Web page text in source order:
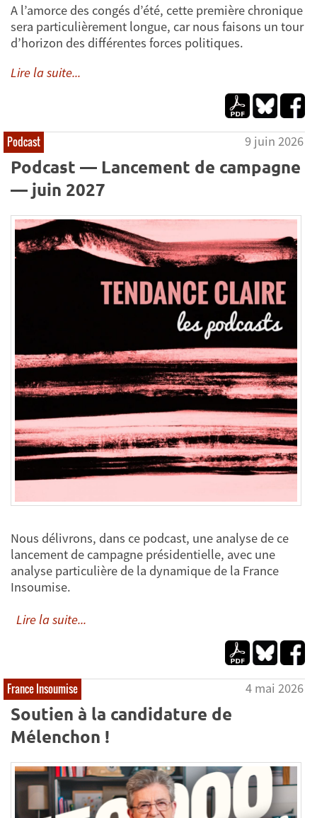
A l’amorce des congés d’été, cette première chronique
sera particulièrement longue, car nous faisons un tour
d’horizon des différentes forces politiques.
Lire la suite...
Podcast 9 juin 2026
Podcast — Lancement de campagne
— juin 2027
Nous délivrons, dans ce podcast, une analyse de ce
lancement de campagne présidentielle, avec une
analyse particulière de la dynamique de la France
Insoumise.
Lire la suite...
France Insoumise 4 mai 2026
Soutien à la candidature de
Mélenchon !